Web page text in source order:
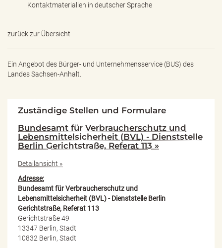
Kontaktmaterialien in deutscher Sprache
zurück zur Übersicht
Ein Angebot des Bürger- und Unternehmensservice (BUS) des
Landes Sachsen-Anhalt.
Zuständige Stellen und Formulare
Bundesamt für Verbraucherschutz und
Lebensmittelsicherheit (BVL) - Dienststelle
Berlin Gerichtstraße, Referat 113 »
Detailansicht »
Adresse:
Bundesamt für Verbraucherschutz und
Lebensmittelsicherheit (BVL) - Dienststelle Berlin
Gerichtstraße, Referat 113
Gerichtstraße 49
13347 Berlin, Stadt
10832 Berlin, Stadt